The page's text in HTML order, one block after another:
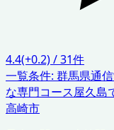
4.4(+0.2)/31件
一覧条件: 群馬県通
な専門コース屋久島
高崎市